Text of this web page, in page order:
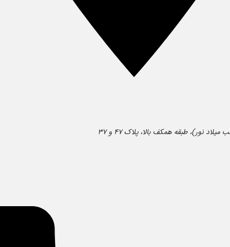
نور)، طبقه همکف بالا، پلاک ۴۷ و ۳۷